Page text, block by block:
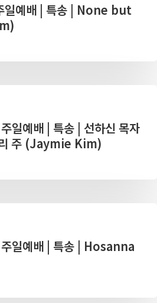
일예배 | 특송 | None but
일예배 | 특송 | 선하신 목자
주 (Jaymie Kim)
일예배 | 특송 | Hosanna